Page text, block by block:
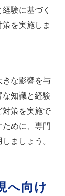
験に基づく
を実施しま
きな影響を与
な知識と経験
対策を実施で
めに、専門
ましょう。
へ向け